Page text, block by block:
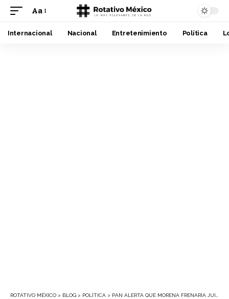
Font
Resizer
Aa
Internacional Nacional Entretenimiento Política
ROTATIVO MÉXICO > BLOG > POLÍTICA > PAN ALERTA QUE MORENA FRENARÍA JUICIO POLÍTICO A SAMUEL GARCÍA